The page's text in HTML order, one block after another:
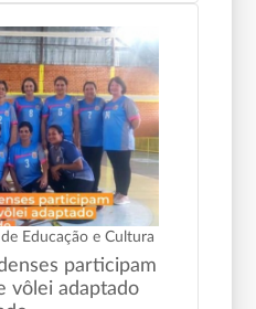
Educação e Cultura
participam
vôlei adaptado